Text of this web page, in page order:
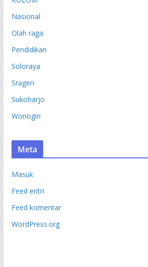
Nasional
Olah raga
Pendidikan
Soloraya
Sragen
Sukoharjo
Wonogiri
Meta
Masuk
Feed entri
Feed komentar
WordPress.org